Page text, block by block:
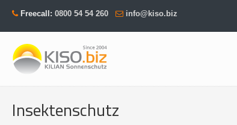
Freecall: 0800 54 54 260 info@kiso.biz
Insektenschutz